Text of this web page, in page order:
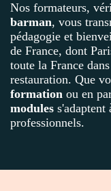
Nos formateurs,
barman, vous
pédagogie et
de France, dont
toute la France
restauration. Que
formation ou en
modules
professionnels.